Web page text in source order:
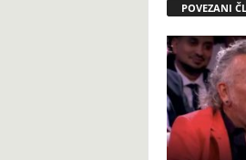
POVEZANI